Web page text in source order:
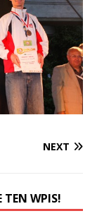
NEXT
TEN WPIS!